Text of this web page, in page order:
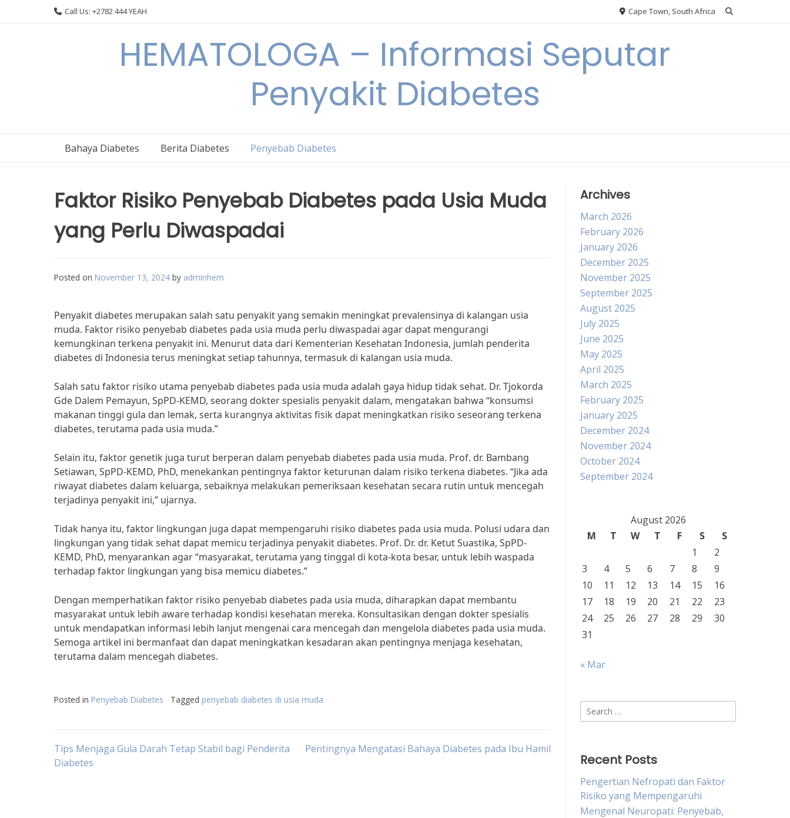
Call Us: +2782 444 YEAH Cape Town, South Africa
HEMATOLOGA – Informasi Seputar
Penyakit Diabetes
Bahaya Diabetes Berita Diabetes Penyebab Diabetes
Faktor Risiko Penyebab Diabetes pada Usia Muda
yang Perlu Diwaspadai
Posted on November 13, 2024 by adminhem
Penyakit diabetes merupakan salah satu penyakit yang semakin meningkat prevalensinya di kalangan usia
muda. Faktor risiko penyebab diabetes pada usia muda perlu diwaspadai agar dapat mengurangi
kemungkinan terkena penyakit ini. Menurut data dari Kementerian Kesehatan Indonesia, jumlah penderita
diabetes di Indonesia terus meningkat setiap tahunnya, termasuk di kalangan usia muda.
Salah satu faktor risiko utama penyebab diabetes pada usia muda adalah gaya hidup tidak sehat. Dr. Tjokorda
Gde Dalem Pemayun, SpPD-KEMD, seorang dokter spesialis penyakit dalam, mengatakan bahwa “konsumsi
makanan tinggi gula dan lemak, serta kurangnya aktivitas fisik dapat meningkatkan risiko seseorang terkena
diabetes, terutama pada usia muda.”
Selain itu, faktor genetik juga turut berperan dalam penyebab diabetes pada usia muda. Prof. dr. Bambang
Setiawan, SpPD-KEMD, PhD, menekankan pentingnya faktor keturunan dalam risiko terkena diabetes. “Jika ada
riwayat diabetes dalam keluarga, sebaiknya melakukan pemeriksaan kesehatan secara rutin untuk mencegah
terjadinya penyakit ini,” ujarnya.
Tidak hanya itu, faktor lingkungan juga dapat mempengaruhi risiko diabetes pada usia muda. Polusi udara dan
lingkungan yang tidak sehat dapat memicu terjadinya penyakit diabetes. Prof. Dr. dr. Ketut Suastika, SpPD-
KEMD, PhD, menyarankan agar “masyarakat, terutama yang tinggal di kota-kota besar, untuk lebih waspada
terhadap faktor lingkungan yang bisa memicu diabetes.”
Dengan memperhatikan faktor risiko penyebab diabetes pada usia muda, diharapkan dapat membantu
masyarakat untuk lebih aware terhadap kondisi kesehatan mereka. Konsultasikan dengan dokter spesialis
untuk mendapatkan informasi lebih lanjut mengenai cara mencegah dan mengelola diabetes pada usia muda.
Semoga artikel ini bermanfaat dan dapat meningkatkan kesadaran akan pentingnya menjaga kesehatan,
terutama dalam mencegah diabetes.
Posted in Penyebab Diabetes Tagged penyebab diabetes di usia muda
Post
Tips Menjaga Gula Darah Tetap Stabil bagi Penderita
Diabetes
Pentingnya Mengatasi Bahaya Diabetes pada Ibu Hamil
Archives
March 2026
February 2026
January 2026
December 2025
November 2025
September 2025
August 2025
July 2025
June 2025
May 2025
April 2025
March 2025
February 2025
January 2025
December 2024
November 2024
October 2024
September 2024
August 2026
M
T W T F S
S
1
2
3
4 5 6 7 8
9
10
11 12 13 14 15
16
17
18 19 20 21 22
23
24
25 26 27 28 29
30
31
« Mar
Search
for:
Recent Posts
Pengertian Nefropati dan Faktor
Risiko yang Mempengaruhi
Mengenal Neuropati: Penyebab,